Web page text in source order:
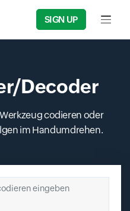
SIGN UP Input
Decoder
codieren oder
im Handumdrehen.
eingeben